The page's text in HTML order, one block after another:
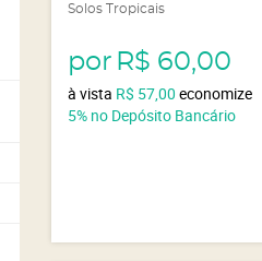
Solos Tropicais
por R$ 60,00
à vista R$ 57,00 economize
5% no Depósito Bancário